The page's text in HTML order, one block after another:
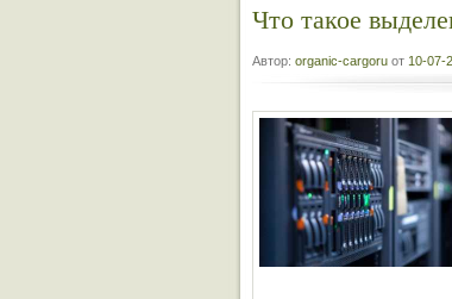
Что такое
Автор: organic-cargoru от 10-07-